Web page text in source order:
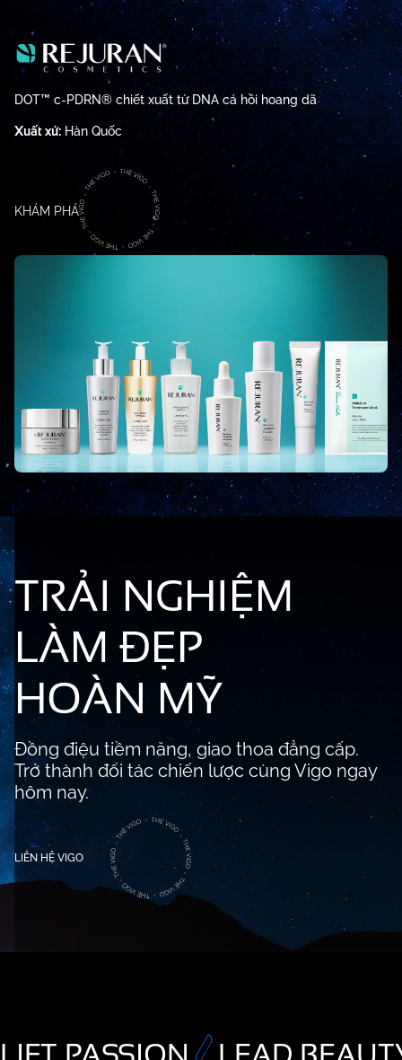
DOT™ c-PDRN® chiết xuất từ DNA cá hồi hoang dã
Xuất xứ: Hàn Quốc
KHÁM PHÁ
TRẢI NGHIỆM
LÀM ĐẸP
HOÀN MỸ
Đồng điệu tiềm năng, giao thoa đẳng cấp.
Trở thành đối tác chiến lược cùng Vigo ngay
hôm nay.
LIÊN HỆ VIGO